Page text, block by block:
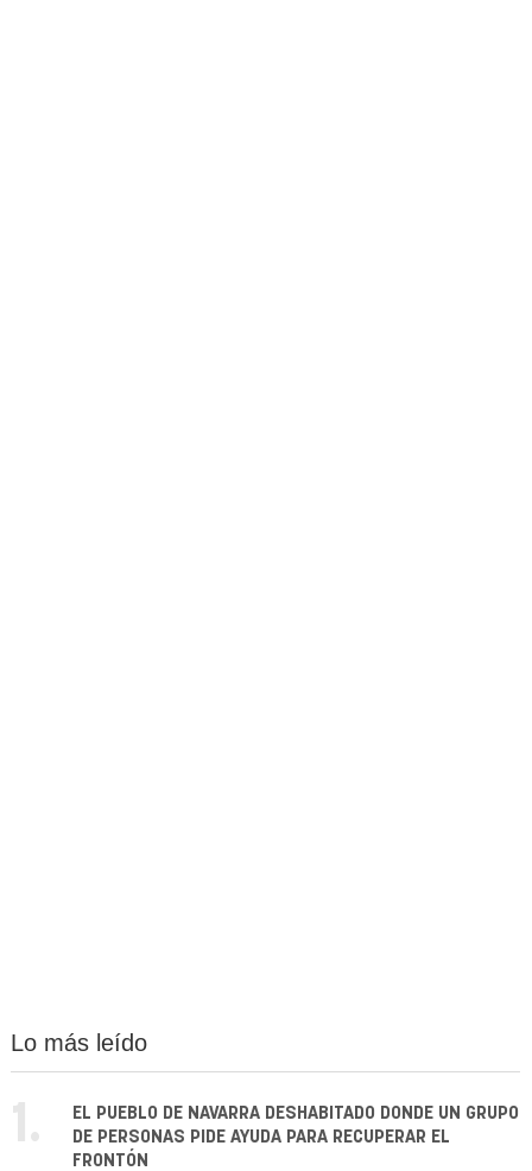
Lo más leído
1.
EL PUEBLO DE NAVARRA DESHABITADO DONDE UN GRUPO
DE PERSONAS PIDE AYUDA PARA RECUPERAR EL
FRONTÓN